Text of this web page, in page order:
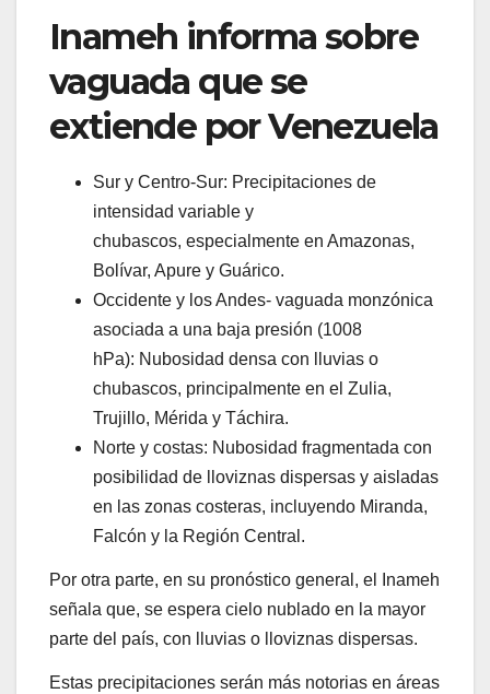
Inameh informa sobre
vaguada que se
extiende por Venezuela
Sur y Centro-Sur: Precipitaciones de
intensidad variable y
chubascos, especialmente en Amazonas,
Bolívar, Apure y Guárico.
Occidente y los Andes- vaguada monzónica
asociada a una baja presión (1008
hPa): Nubosidad densa con lluvias o
chubascos, principalmente en el Zulia,
Trujillo, Mérida y Táchira.
Norte y costas: Nubosidad fragmentada con
posibilidad de lloviznas dispersas y aisladas
en las zonas costeras, incluyendo Miranda,
Falcón y la Región Central.
Por otra parte, en su pronóstico general, el Inameh
señala que, se espera cielo nublado en la mayor
parte del país, con lluvias o lloviznas dispersas.
Estas precipitaciones serán más notorias en áreas